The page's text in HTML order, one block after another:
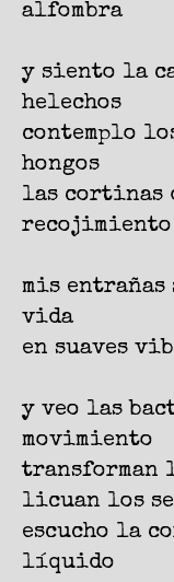
alfombra
y siento la
helechos
contemplo
hongos
las cortinas
recojimiento
mis
vida
en suaves
y veo las
movimiento
transforman
licuan los
escucho la
líquido